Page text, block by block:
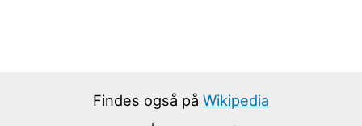
Findes også på Wikipedia